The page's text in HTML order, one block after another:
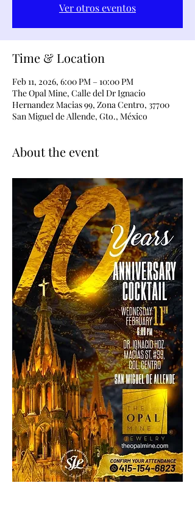
Ver otros eventos
Time & Location
Feb 11, 2026, 6:00 PM – 10:00 PM
The Opal Mine, Calle del Dr Ignacio
Hernandez Macias 99, Zona Centro, 37700
San Miguel de Allende, Gto., México
About the event